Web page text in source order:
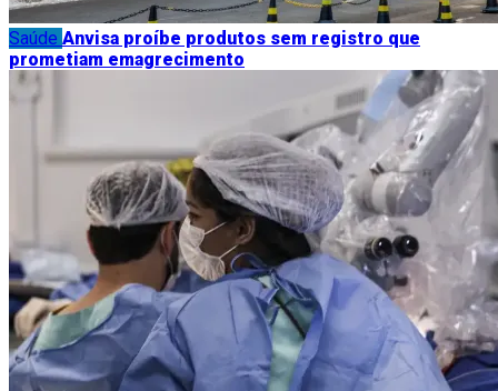
Saúde Anvisa proíbe produtos sem registro que
prometiam emagrecimento